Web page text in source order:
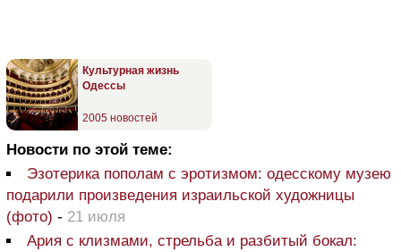
Культурная жизнь
Одессы
2005 новостей
Новости по этой теме:
Эзотерика пополам с эротизмом: одесскому музею
подарили произведения израильской художницы
(фото) - 21 июля
Ария с клизмами, стрельба и разбитый бокал: